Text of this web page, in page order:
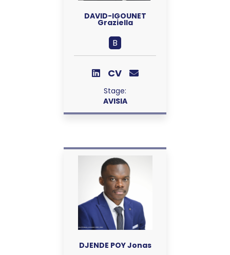
DAVID-IGOUNET
Graziella
B
CV
Stage:
AVISIA
DJENDE POY Jonas